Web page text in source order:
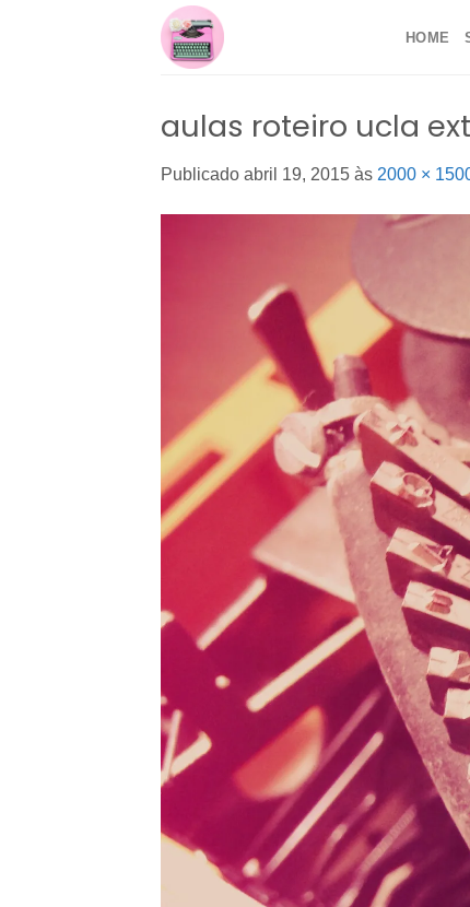
HOME
aulas roteiro ucla
Publicado abril 19, 2015 às 2000 ×